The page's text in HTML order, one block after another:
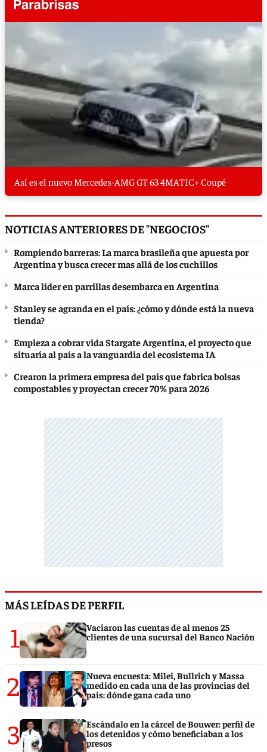
Así es el nuevo Mercedes-AMG GT 63 4MATIC+ Coupé
NOTICIAS ANTERIORES DE "NEGOCIOS"
Rompiendo barreras: La marca brasileña que apuesta por
Argentina y busca crecer mas allá de los cuchillos
Marca líder en parrillas desembarca en Argentina
Stanley se agranda en el país: ¿cómo y dónde está la nueva
tienda?
Empieza a cobrar vida Stargate Argentina, el proyecto que
situaría al país a la vanguardia del ecosistema IA
Crearon la primera empresa del país que fabrica bolsas
compostables y proyectan crecer 70% para 2026
MÁS LEÍDAS DE PERFIL
1
Vaciaron las cuentas de al menos 25
clientes de una sucursal del Banco Nación
2
Nueva encuesta: Milei, Bullrich y Massa
medido en cada una de las provincias del
país: dónde gana cada uno
3
Escándalo en la cárcel de Bouwer: perfil de
los detenidos y cómo beneficiaban a los
presos